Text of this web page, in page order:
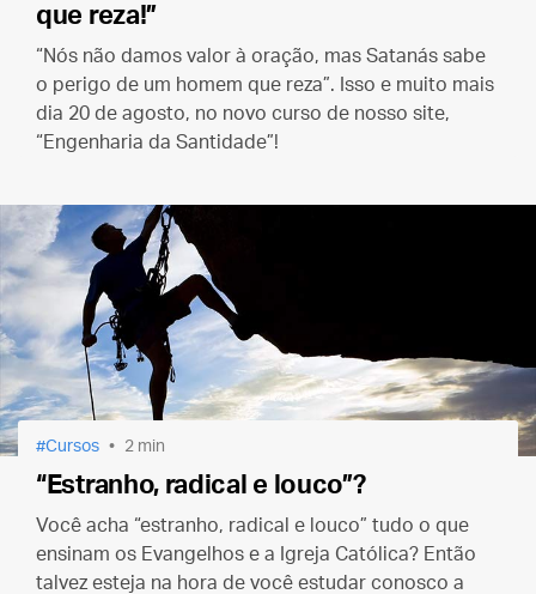
que reza!”
“Nós não damos valor à oração, mas Satanás sabe
o perigo de um homem que reza”. Isso e muito mais
dia 20 de agosto, no novo curso de nosso site,
“Engenharia da Santidade”!
Cursos 2 min
“Estranho, radical e louco”?
Você acha “estranho, radical e louco” tudo o que
ensinam os Evangelhos e a Igreja Católica? Então
talvez esteja na hora de você estudar conosco a